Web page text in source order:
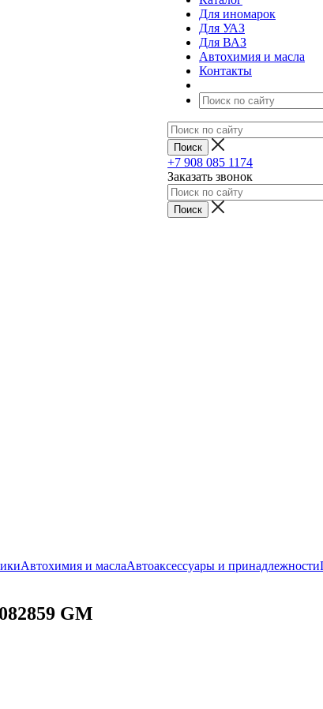
Для иномарок
Для УАЗ
Для ВАЗ
Автохимия и масла
Контакты
+7 908 085 1174
Заказать звонок
Автохимия и маслаАвтоаксессуары и принадлежности
GM